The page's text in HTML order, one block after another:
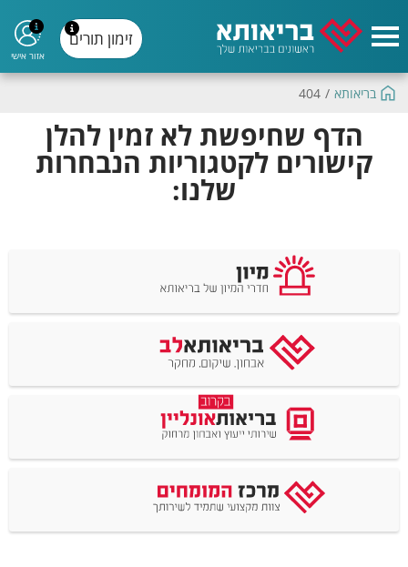
זימון תורים
אזור אישי
בריאותא /
404
הדף שחיפשת לא זמין להלן
קישורים לקטגוריות הנבחרות
שלנו: